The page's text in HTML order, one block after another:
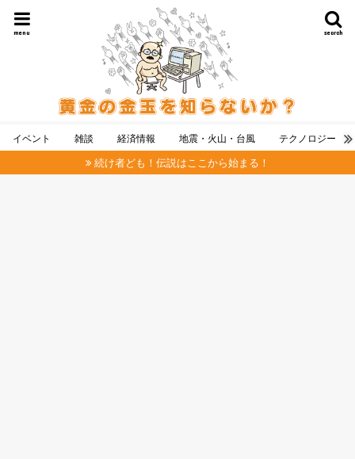
search
menu
イベント 雑談 経済情報 地震・火山・台風 テクノロジー
続け者ども！伝説はここから始まる！